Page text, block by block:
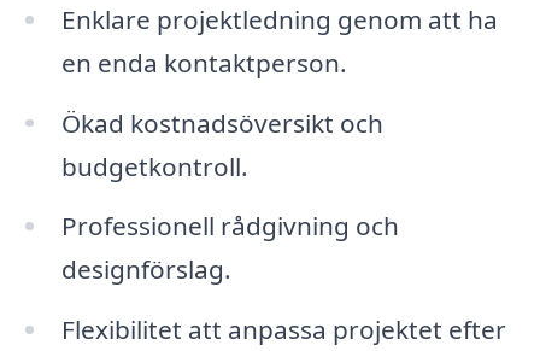
Enklare projektledning genom att ha
en enda kontaktperson.
Ökad kostnadsöversikt och
budgetkontroll.
Professionell rådgivning och
designförslag.
Flexibilitet att anpassa projektet efter